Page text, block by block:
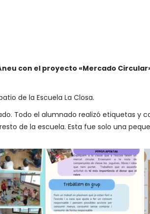
con el proyecto «Mercado
de la Escuela La Closa.
Todo el alumnado realizó etiquetas y
de la escuela. Esta fue solo una